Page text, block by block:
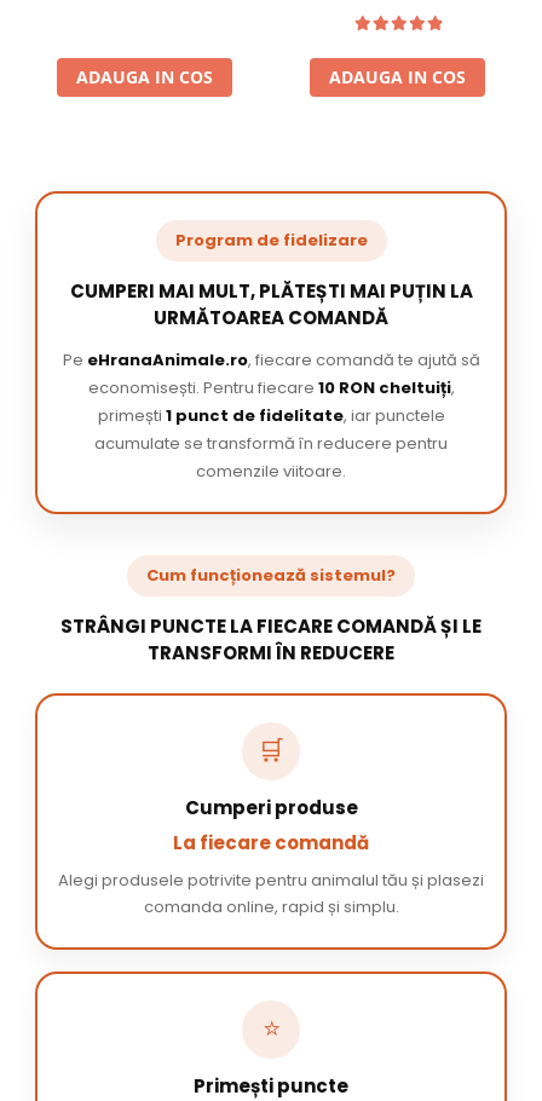
ADAUGA IN COS ADAUGA IN COS
Program de fidelizare
CUMPERI MAI MULT, PLĂTEȘTI MAI PUȚIN LA
URMĂTOAREA COMANDĂ
Pe eHranaAnimale.ro, fiecare comandă te ajută să
economisești. Pentru fiecare 10 RON cheltuiți,
primești 1 punct de fidelitate, iar punctele
acumulate se transformă în reducere pentru
comenzile viitoare.
Cum funcționează sistemul?
STRÂNGI PUNCTE LA FIECARE COMANDĂ ȘI LE
TRANSFORMI ÎN REDUCERE
🛒
Cumperi produse
La fiecare comandă
Alegi produsele potrivite pentru animalul tău și plasezi
comanda online, rapid și simplu.
⭐
Primești puncte